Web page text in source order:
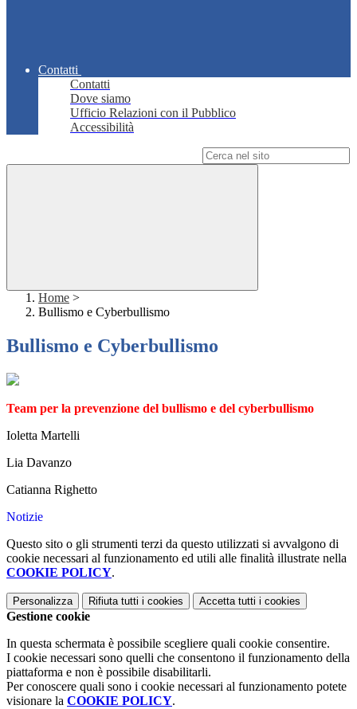
Contatti
Contatti
Dove siamo
Ufficio Relazioni con il Pubblico
Accessibilità
Home >
Bullismo e Cyberbullismo
Bullismo e Cyberbullismo
Team per la prevenzione del bullismo e del cyberbullismo
Ioletta Martelli
Lia Davanzo
Catianna Righetto
Notizie
Questo sito o gli strumenti terzi da questo utilizzati si avvalgono di
cookie necessari al funzionamento ed utili alle finalità illustrate nella
COOKIE POLICY.
Personalizza Rifiuta tutti i cookies Accetta tutti i cookies
Gestione cookie
In questa schermata è possibile scegliere quali cookie consentire.
I cookie necessari sono quelli che consentono il funzionamento della
piattaforma e non è possibile disabilitarli.
Per conoscere quali sono i cookie necessari al funzionamento potete
visionare la COOKIE POLICY.